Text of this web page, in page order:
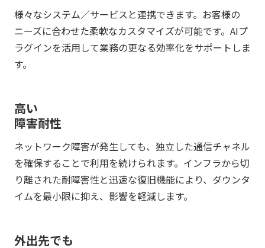
様々なシステム／サービスと連携できます。お客様の
ニーズに合わせた柔軟なカスタマイズが可能です。AIプ
ラグインを活用して業務の更なる効率化をサポートしま
す。
高い
障害耐性
ネットワーク障害が発生しても、独立した通信チャネル
を確保することで利用を続けられます。インフラから切
り離された耐障害性と迅速な復旧機能により、ダウンタ
イムを最小限に抑え、影響を軽減します。
外出先でも